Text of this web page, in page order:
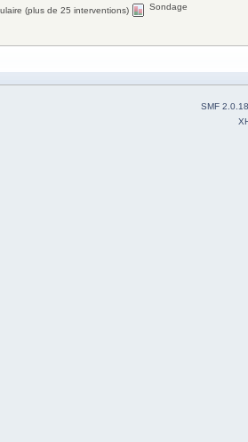
(plus de 25 interventions)
Sondage
SMF 2.0.18